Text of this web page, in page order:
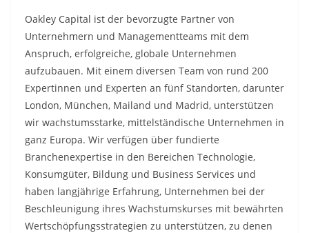
Oakley Capital ist der bevorzugte Partner von
Unternehmern und Managementteams mit dem
Anspruch, erfolgreiche, globale Unternehmen
aufzubauen. Mit einem diversen Team von rund 200
Expertinnen und Experten an fünf Standorten, darunter
London, München, Mailand und Madrid, unterstützen
wir wachstumsstarke, mittelständische Unternehmen in
ganz Europa. Wir verfügen über fundierte
Branchenexpertise in den Bereichen Technologie,
Konsumgüter, Bildung und Business Services und
haben langjährige Erfahrung, Unternehmen bei der
Beschleunigung ihres Wachstumskurses mit bewährten
Wertschöpfungsstrategien zu unterstützen, zu denen